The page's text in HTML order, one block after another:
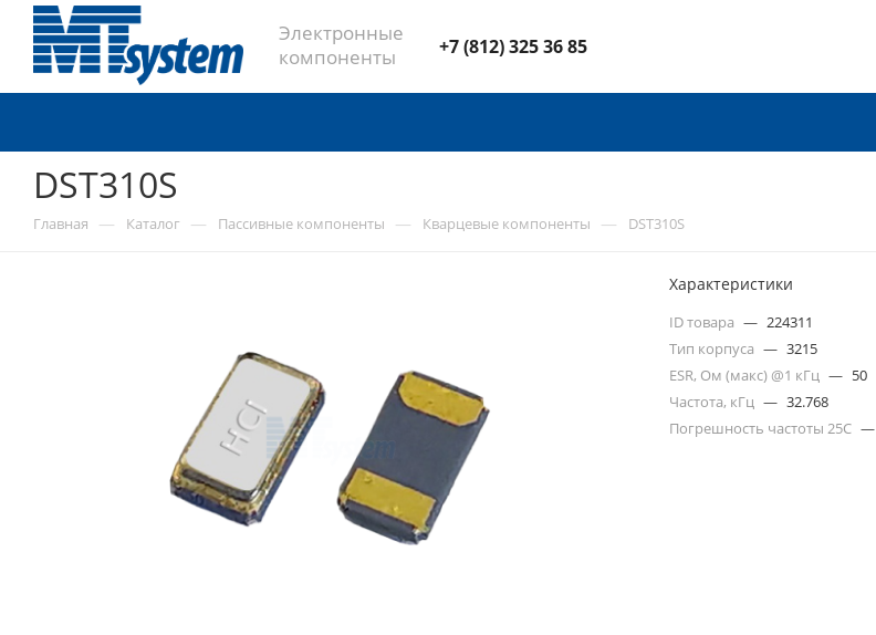
Электронные
компоненты
+7 (812) 325 36 85
DST310S
Главная — Каталог — Пассивные компоненты — Кварцевые компоненты — DST310S
Характеристики
ID товара — 224311
Тип корпуса — 3215
ESR, Ом (макс) @1 кГц — 50
Частота, кГц — 32.768
Погрешность частоты 25С —